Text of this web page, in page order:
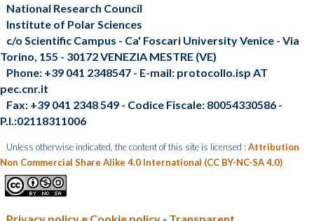
National Research Council
Institute of Polar Sciences
c/o Scientific Campus - Ca' Foscari University Venice - Via
Torino, 155 - 30172 VENEZIA MESTRE (VE)
Phone: +39 041 2348547 - E-mail: protocollo.isp AT
pec.cnr.it
Fax: +39 041 2348 549 - Codice Fiscale: 80054330586 -
P.I.:02118311006
Unless otherwise indicated, the content of this site is licensed : Attribution
Non Commercial Share Alike 4.0 International (CC BY-NC-SA 4.0)